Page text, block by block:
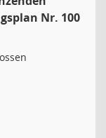
Nr. 100